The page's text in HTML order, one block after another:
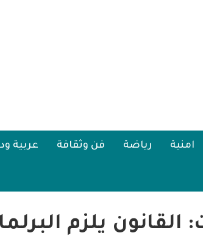
امنية رياضة فن وثقافة عربية
القانون يلزم